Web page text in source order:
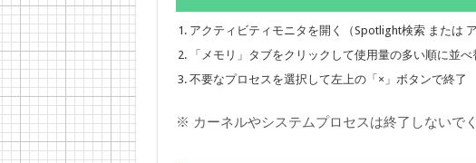
アクティビティモニタを開く（Spotlight検索 または
「メモリ」タブをクリックして使用量の多い順に並べ
不要なプロセスを選択して左上の「×」ボタンで終了
※ カーネルやシステムプロセスは終了しないでく